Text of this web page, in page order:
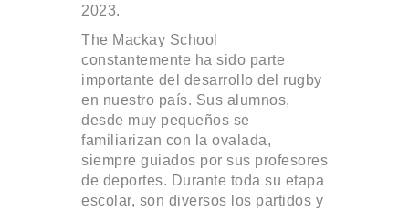
2023.
The Mackay School
constantemente ha sido parte
importante del desarrollo del rugby
en nuestro país. Sus alumnos,
desde muy pequeños se
familiarizan con la ovalada,
siempre guiados por sus profesores
de deportes. Durante toda su etapa
escolar, son diversos los partidos y